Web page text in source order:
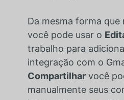
Da mesma forma que
você pode usar o
trabalho para
integração com o
Compartilharvocê
manualmente seus